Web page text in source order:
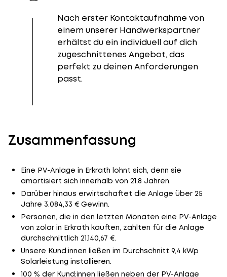
Nach erster Kontaktaufnahme von
einem unserer Handwerkspartner
erhältst du ein individuell auf dich
zugeschnittenes Angebot, das
perfekt zu deinen Anforderungen
passt.
Zusammenfassung
Eine PV-Anlage in Erkrath lohnt sich, denn sie
amortisiert sich innerhalb von 21,8 Jahren.
Darüber hinaus erwirtschaftet die Anlage über 25
Jahre 3.084,33 € Gewinn.
Personen, die in den letzten Monaten eine PV-Anlage
von zolar in Erkrath kauften, zahlten für die Anlage
durchschnittlich 21.140,67 €.
Unsere Kund:innen ließen im Durchschnitt 9,4 kWp
Solarleistung installieren.
100 % der Kund:innen ließen neben der PV-Anlage